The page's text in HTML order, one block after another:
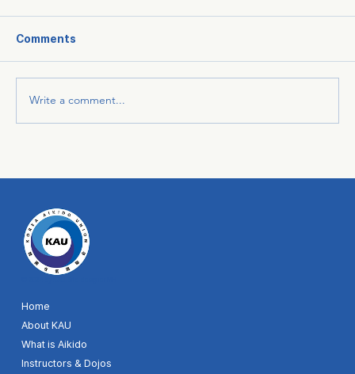
Comments
Write a comment...
Home
About KAU
What is Aikido
Instructors & Dojos